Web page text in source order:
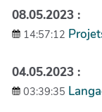
08.05.2023 :
14:57:12
04.05.2023 :
03:39:35